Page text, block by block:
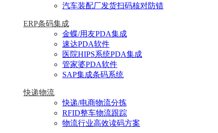
汽车装配厂发货扫码核对防错
ERP条码集成
金蝶/用友PDA集成
速达PDA软件
医院HIPS系统PDA集成
管家婆PDA软件
SAP集成条码系统
快递物流
快递/电商物流分拣
RFID整车物流跟踪
物流行业高效读码方案